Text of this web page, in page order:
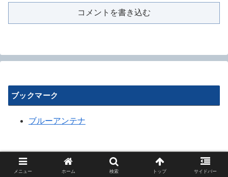
コメントを書き込む
ブックマーク
ブルーアンテナ
メニュー ホーム 検索 トップ サイドバー